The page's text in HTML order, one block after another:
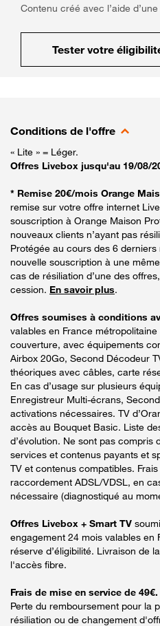
Contenu créé avec l’aide
Tester votre
Conditions de l'offre
« Lite » = Léger.
Offres Livebox jusqu'au 19/08/
* Remise 20€/mois Orange
remise sur votre offre internet
souscription à Orange Maison
nouveaux clients n’ayant pas
Protégée au cours des 6
nouvelle souscription à une
cas de résiliation d’une des
cession. En savoir plus.
Offres soumises à conditions
valables en France
couverture, avec équipements
Airbox 20Go, Second Décodeur
théoriques avec câbles, carte
En cas d’usage sur plusieurs
Enregistreur Multi-écrans,
activations nécessaires. TV
accès au Bouquet Basic. Liste
d’évolution. Ne sont pas compris
services et contenus payants et
TV et contenus compatibles.
raccordement ADSL/VDSL, en
nécessaire (diagnostiqué au
Offres Livebox + Smart TV
engagement 24 mois valables en
réserve d’éligibilité. Livraison de
l'accès fibre.
Frais de mise en service de
Perte du remboursement pour la
résiliation ou de changement